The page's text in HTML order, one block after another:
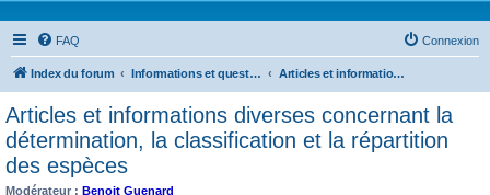
FAQ Connexion
Index du forum Informations et questions taxonomiques Articles et informations diverses concernant la détermination, la classification et la répartition des espèces
Articles et informations diverses concernant la
détermination, la classification et la répartition
des espèces
Modérateur : Benoit Guenard